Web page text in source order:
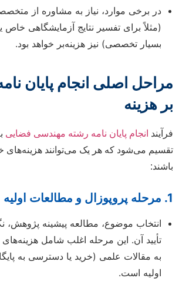
در برخی موارد، نیاز به مشاوره از
(مثلاً برای تفسیر نتایج آزمایشگاهی
بسیار تخصصی) نیز هزینه‌بر خواهد بود.
مراحل اصلی انجام پایان
بر هزینه
فرآیند انجام پایان نامه رشته مهندسی فضایی
تقسیم می‌شود که هر یک می‌توانند هزینه‌های
باشند:
1. مرحله پروپوزال و مطالعات اولیه
انتخاب موضوع، مطالعه پیشینه پژوهش،
تأیید آن. این مرحله اغلب شامل
به مقالات علمی (خرید یا دسترسی به
اولیه است.